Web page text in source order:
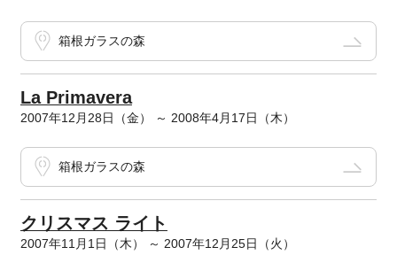
箱根ガラスの森
La Primavera
2007年12月28日（金） ～ 2008年4月17日（木）
箱根ガラスの森
クリスマス ライト
2007年11月1日（木） ～ 2007年12月25日（火）